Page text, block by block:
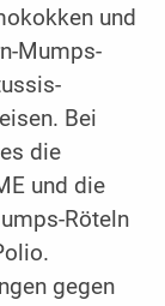
und
Mumps-
Bei
die
und die
Röteln
gegen